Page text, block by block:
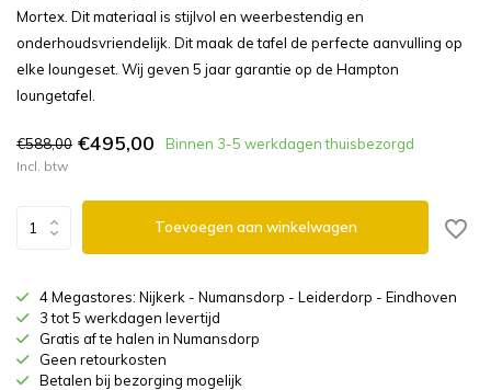
Mortex. Dit materiaal is stijlvol en weerbestendig en
onderhoudsvriendelijk. Dit maak de tafel de perfecte aanvulling op
elke loungeset. Wij geven 5 jaar garantie op de Hampton
loungetafel.
€588,00 €495,00 Binnen 3-5 werkdagen thuisbezorgd
Incl. btw
Toevoegen aan winkelwagen
4 Megastores: Nijkerk - Numansdorp - Leiderdorp - Eindhoven
3 tot 5 werkdagen levertijd
Gratis af te halen in Numansdorp
Geen retourkosten
Betalen bij bezorging mogelijk